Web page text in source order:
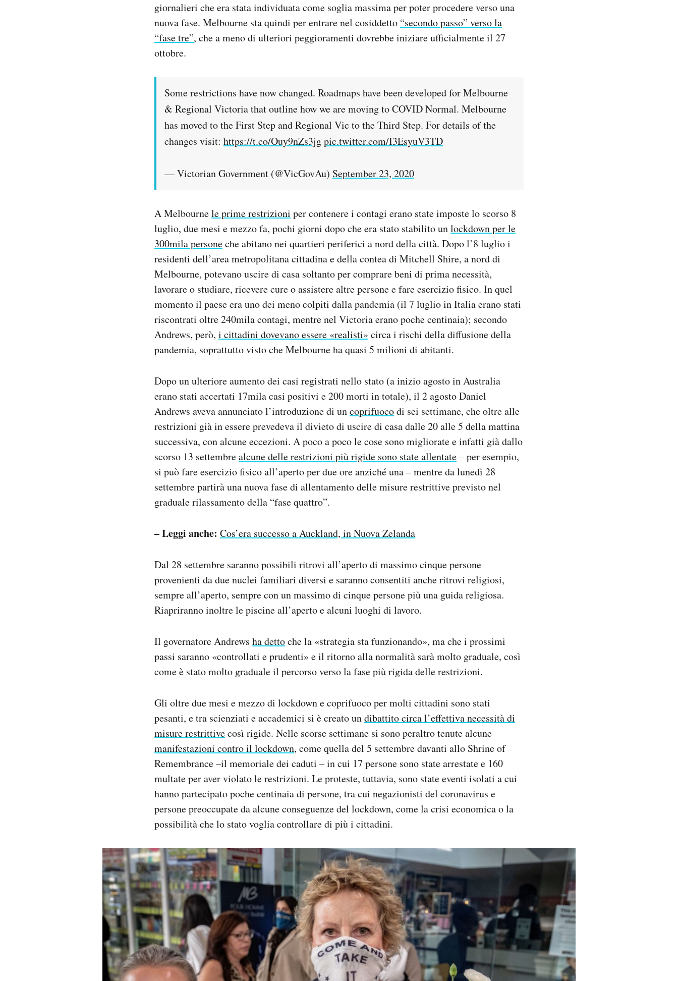
giornalieri che era stata individuata come soglia massima per poter procedere verso una
nuova fase. Melbourne sta quindi per entrare nel cosiddetto “secondo passo” verso la
“fase tre”, che a meno di ulteriori peggioramenti dovrebbe iniziare ufficialmente il 27
ottobre.
Some restrictions have now changed. Roadmaps have been developed for Melbourne
& Regional Victoria that outline how we are moving to COVID Normal. Melbourne
has moved to the First Step and Regional Vic to the Third Step. For details of the
changes visit: https://t.co/Ouy9nZs3jgpic.twitter.com/I3EsyuV3TD
— Victorian Government (@VicGovAu) September 23, 2020
A Melbournele prime restrizioni per contenere i contagi erano state imposte lo scorso 8
luglio, due mesi e mezzo fa, pochi giorni dopo che era stato stabilito unlockdown per le
300mila personeche abitano nei quartieri periferici a nord della città. Dopo l’8 luglio i
residenti dell’area metropolitana cittadina e della contea di Mitchell Shire, a nord di
Melbourne, potevano uscire di casa soltanto per comprare beni di prima necessità,
lavorare o studiare, ricevere cure o assistere altre persone e fare esercizio fisico. In quel
momento il paese era uno dei meno colpiti dalla pandemia (il 7 luglio in Italia erano stati
riscontrati oltre 240mila contagi, mentre nel Victoria erano poche centinaia); secondo
Andrews, però, i cittadini dovevano essere «realisti» circa i rischi della diffusione della
pandemia, soprattutto visto che Melbourne ha quasi 5 milioni di abitanti.
Dopo un ulteriore aumento dei casi registrati nello stato (a inizio agosto in Australia
erano stati accertati 17mila casi positivi e 200 morti in totale), il 2 agosto Daniel
Andrews aveva annunciato l’introduzione di uncoprifuocodi sei settimane, che oltre alle
restrizioni già in essere prevedeva il divieto di uscire di casa dalle 20 alle 5 della mattina
successiva, con alcune eccezioni. A poco a poco le cose sono migliorate e infatti già dallo
scorso 13 settembrealcune delle restrizioni più rigide sono state allentate– per esempio,
si può fare esercizio fisico all’aperto per due ore anziché una – mentre da lunedì 28
settembre partirà una nuova fase di allentamento delle misure restrittive previsto nel
graduale rilassamento della “fase quattro”.
– Leggi anche: Cos’era successo a Auckland, in Nuova Zelanda
Dal 28 settembre saranno possibili ritrovi all’aperto di massimo cinque persone
provenienti da due nuclei familiari diversi e saranno consentiti anche ritrovi religiosi,
sempre all’aperto, sempre con un massimo di cinque persone più una guida religiosa.
Riapriranno inoltre le piscine all’aperto e alcuni luoghi di lavoro.
Il governatore Andrews ha dettoche la «strategia sta funzionando», ma che i prossimi
passi saranno «controllati e prudenti» e il ritorno alla normalità sarà molto graduale, così
come è stato molto graduale il percorso verso la fase più rigida delle restrizioni.
Gli oltre due mesi e mezzo di lockdown e coprifuoco per molti cittadini sono stati
pesanti, e tra scienziati e accademici si è creato undibattito circa l’effettiva necessità di
misure restrittivecosì rigide. Nelle scorse settimane si sono peraltro tenute alcune
manifestazioni contro il lockdown, come quella del 5 settembre davanti allo Shrine of
Remembrance –il memoriale dei caduti – in cui 17 persone sono state arrestate e 160
multate per aver violato le restrizioni. Le proteste, tuttavia, sono state eventi isolati a cui
hanno partecipato poche centinaia di persone, tra cui negazionisti del coronavirus e
persone preoccupate da alcune conseguenze del lockdown, come la crisi economica o la
possibilità che lo stato voglia controllare di più i cittadini.